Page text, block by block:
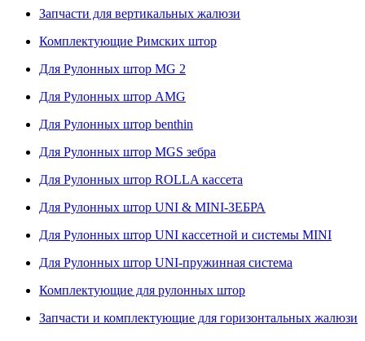
Запчасти для вертикальных жалюзи
Комплектующие Римских штор
Для Рулонных штор MG 2
Для Рулонных штор AMG
Для Рулонных штор benthin
Для Рулонных штор MGS зебра
Для Рулонных штор ROLLA кассета
Для Рулонных штор UNI & MINI-ЗЕБРА
Для Рулонных штор UNI кассетной и системы MINI
Для Рулонных штор UNI-пружинная система
Комплектующие для рулонных штор
Запчасти и комплектующие для горизонтальных жалюзи